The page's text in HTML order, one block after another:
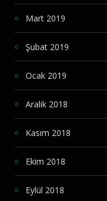
Mart 2019
Şubat 2019
Ocak 2019
Aralık 2018
Kasım 2018
Ekim 2018
Eylül 2018